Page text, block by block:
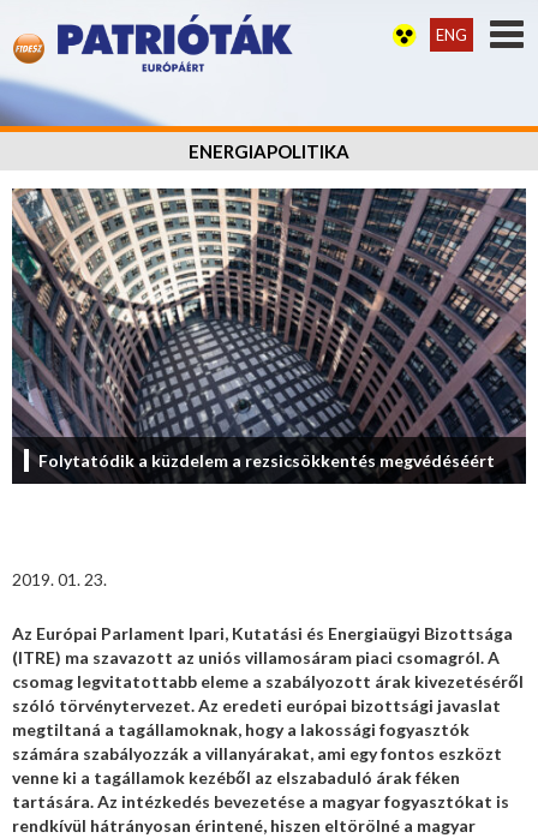
ENG
ENERGIAPOLITIKA
Folytatódik a küzdelem a rezsicsökkentés megvédéséért
2019. 01. 23.
Az Európai Parlament Ipari, Kutatási és Energiaügyi Bizottsága
(ITRE) ma szavazott az uniós villamosáram piaci csomagról. A
csomag legvitatottabb eleme a szabályozott árak kivezetéséről
szóló törvénytervezet. Az eredeti európai bizottsági javaslat
megtiltaná a tagállamoknak, hogy a lakossági fogyasztók
számára szabályozzák a villanyárakat, ami egy fontos eszközt
venne ki a tagállamok kezéből az elszabaduló árak féken
tartására. Az intézkedés bevezetése a magyar fogyasztókat is
rendkívül hátrányosan érintené, hiszen eltörölné a magyar